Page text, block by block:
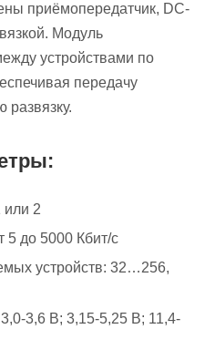
приёмопередатчик, DC-
Модуль
устройствами по
передачу
развязку.
или 2
5 до 5000 Кбит/с
устройств: 32…256,
3,6 В; 3,15-5,25 В; 11,4-